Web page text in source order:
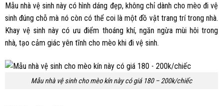
Mẫu nhà vệ sinh này có hình dáng đẹp, không chỉ dành cho mèo đi vệ
sinh đúng chỗ mà nó còn có thể coi là một đồ vật trang trí trong nhà.
Khay vệ sinh này có ưu điểm thoáng khí, ngăn ngừa mùi hôi trong
nhà, tạo cảm giác yên tĩnh cho mèo khi đi vệ sinh.
Mẫu nhà vệ sinh cho mèo kín này có giá 180 – 200k/chiếc